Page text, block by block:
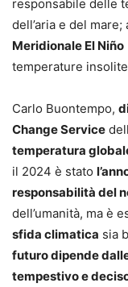
responsabile delle
dell’aria e del
Meridionale El Niño
temperature
Carlo Buontempo,
Change Service
temperatura
il 2024 è stato
responsabilità del
dell’umanità, ma è
sfida climatica sia
futuro dipende
tempestivo e